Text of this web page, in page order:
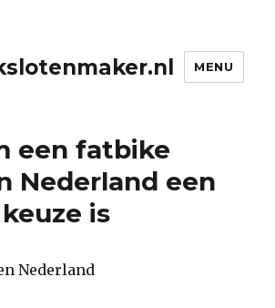
MENU
een fatbike
Nederland een
is